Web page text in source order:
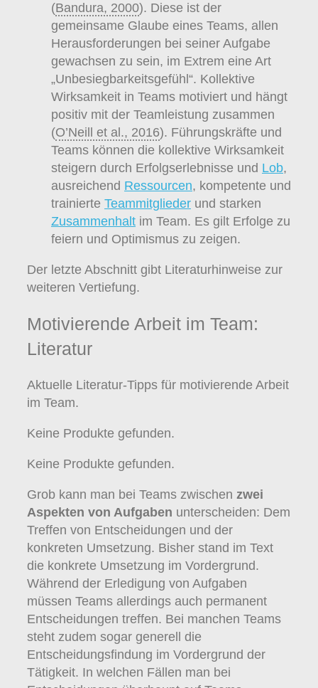
(Bandura, 2000). Diese ist der
gemeinsame Glaube eines Teams, allen
Herausforderungen bei seiner Aufgabe
gewachsen zu sein, im Extrem eine Art
„Unbesiegbarkeitsgefühl“. Kollektive
Wirksamkeit in Teams motiviert und hängt
positiv mit der Teamleistung zusammen
(O’Neill et al., 2016). Führungskräfte und
Teams können die kollektive Wirksamkeit
steigern durch Erfolgserlebnisse und Lob,
ausreichend Ressourcen, kompetente und
trainierte Teammitglieder und starken
Zusammenhalt im Team. Es gilt Erfolge zu
feiern und Optimismus zu zeigen.
Der letzte Abschnitt gibt Literaturhinweise zur
weiteren Vertiefung.
Motivierende Arbeit im Team:
Literatur
Aktuelle Literatur-Tipps für motivierende Arbeit
im Team.
Keine Produkte gefunden.
Keine Produkte gefunden.
Grob kann man bei Teams zwischen zwei
Aspekten von Aufgaben unterscheiden: Dem
Treffen von Entscheidungen und der
konkreten Umsetzung. Bisher stand im Text
die konkrete Umsetzung im Vordergrund.
Während der Erledigung von Aufgaben
müssen Teams allerdings auch permanent
Entscheidungen treffen. Bei manchen Teams
steht zudem sogar generell die
Entscheidungsfindung im Vordergrund der
Tätigkeit. In welchen Fällen man bei